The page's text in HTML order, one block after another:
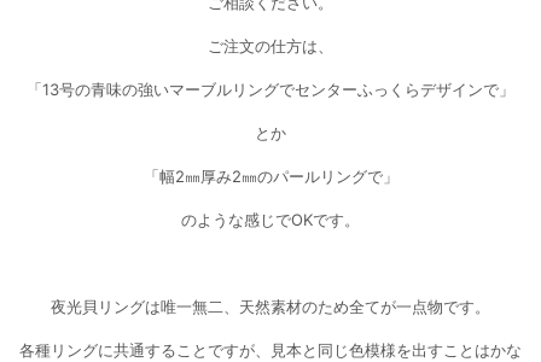
ご注文の仕方は、
「13号の青味の強いマーブルリングでセンターふっくらデザインで」
とか
「幅2㎜厚み2㎜のパールリングで」
のような感じでOKです。
夜光貝リングは唯一無二、天然素材のため全てが一点物です。
各種リングに共通することですが、見本と同じ色模様を出すことはかな